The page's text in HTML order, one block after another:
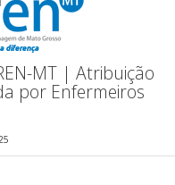
MT | Atribuição
por Enfermeiros